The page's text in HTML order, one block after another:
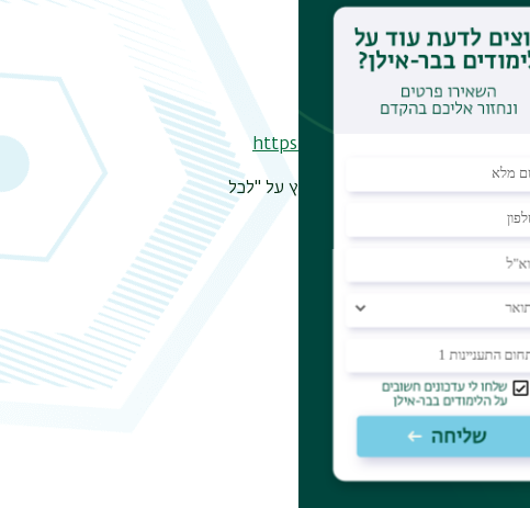
אילן שלי" https://mybiu.biu.ac.il
אם המערכות לא מופיעות יש ללחוץ על "לכל